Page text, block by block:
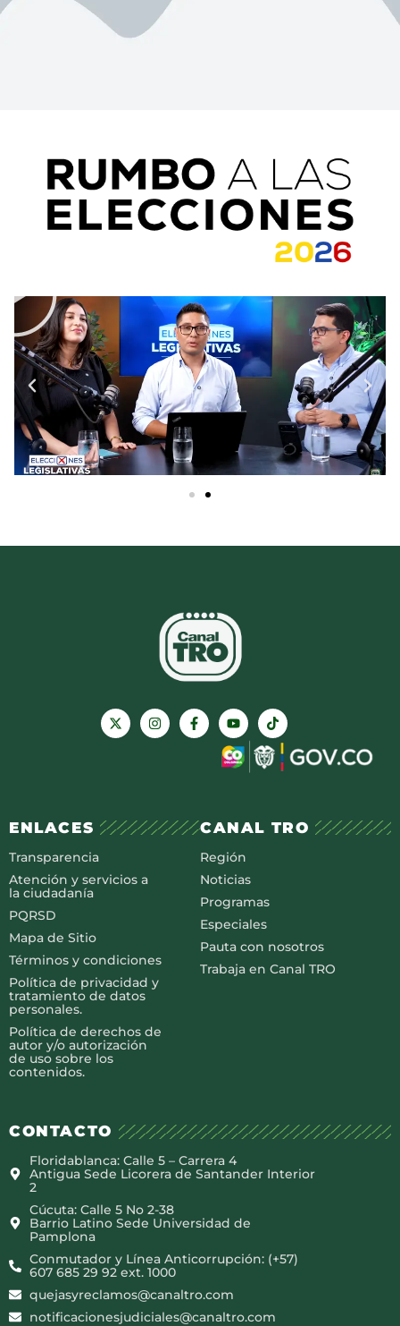
ENLACES
Transparencia
Atención y servicios a
la ciudadanía
PQRSD
Mapa de Sitio
Términos y condiciones
Política de privacidad y
tratamiento de datos
personales.
Política de derechos de
autor y/o autorización
de uso sobre los
contenidos.
CANAL TRO
Región
Noticias
Programas
Especiales
Pauta con nosotros
Trabaja en Canal TRO
CONTACTO
Floridablanca: Calle 5 – Carrera 4
Antigua Sede Licorera de Santander Interior
2
Cúcuta: Calle 5 No 2-38
Barrio Latino Sede Universidad de
Pamplona
Conmutador y Línea Anticorrupción: (+57)
607 685 29 92 ext. 1000
quejasyreclamos@canaltro.com
notificacionesjudiciales@canaltro.com